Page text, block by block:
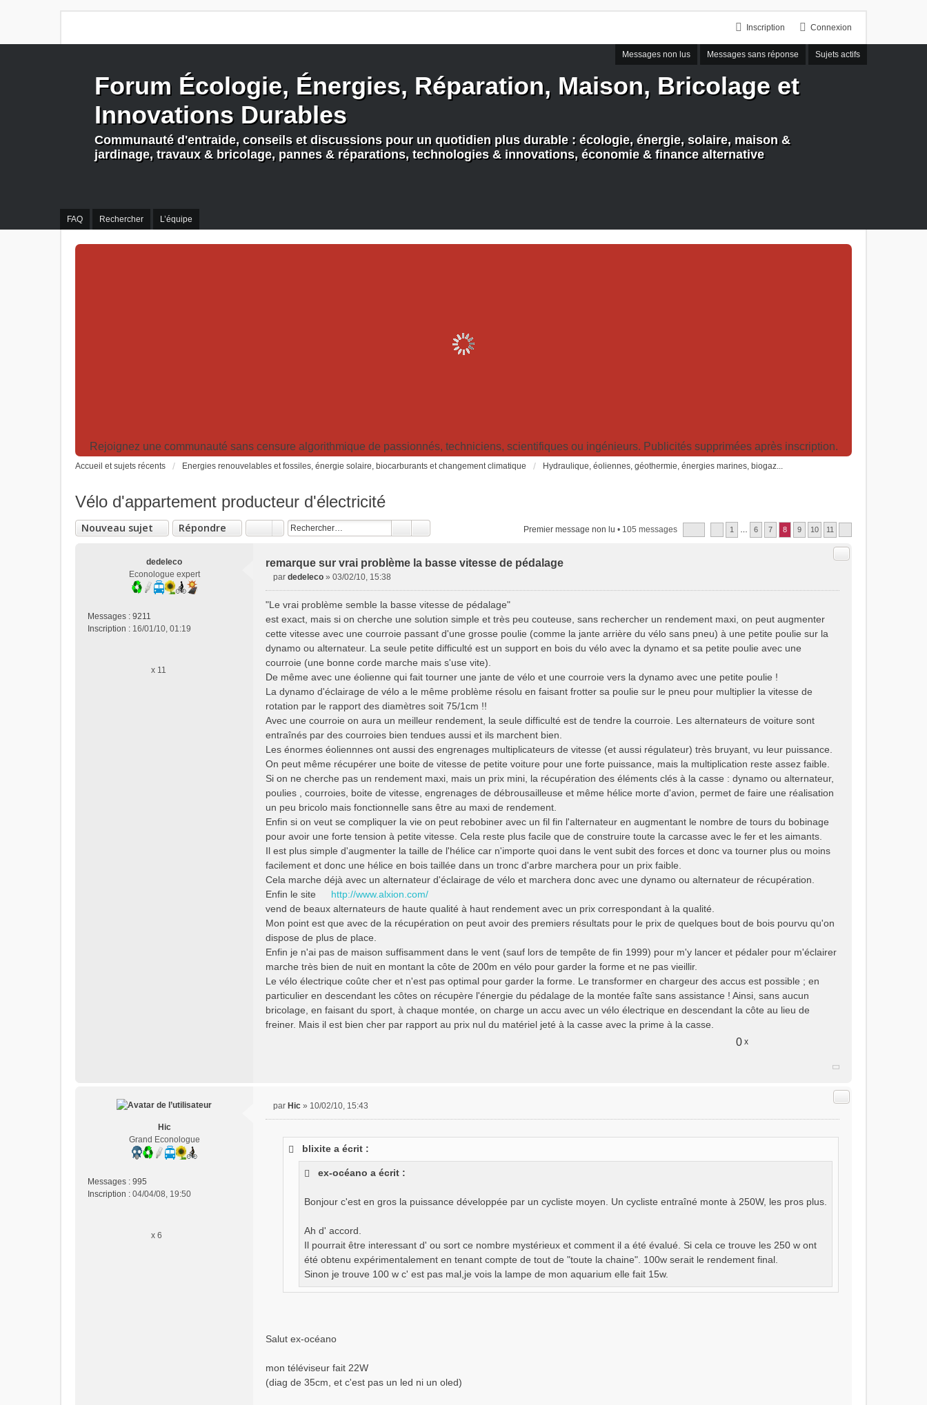
Connexion
Inscription
Messages non lus Messages sans réponse Sujets actifs
FAQ Rechercher L’équipe
Forum Écologie, Énergies, Réparation, Maison, Bricolage et
Innovations Durables
Communauté d'entraide, conseils et discussions pour un quotidien plus durable : écologie, énergie, solaire, maison &
jardinage, travaux & bricolage, pannes & réparations, technologies & innovations, économie & finance alternative
Rejoignez une communauté sans censure algorithmique de passionnés, techniciens, scientifiques ou ingénieurs. Publicités supprimées après inscription.
Accueil et sujets récents Energies renouvelables et fossiles, énergie solaire, biocarburants et changement climatique Hydraulique, éoliennes, géothermie, énergies marines, biogaz...
Vélo d'appartement producteur d'électricité
Nouveau sujet Répondre Premier message non lu • 105 messages 1 6 7 8 9 10 11
dedeleco
Econologue expert
Messages : 9211
Inscription : 16/01/10, 01:19
x 11
remarque sur vrai problème la basse vitesse de pédalage
Citer
s
s
a
g
e
n
l
u
par dedeleco » 03/02/10, 15:38
"Le vrai problème semble la basse vitesse de pédalage"
est exact, mais si on cherche une solution simple et très peu couteuse, sans rechercher un rendement maxi, on peut augmenter
cette vitesse avec une courroie passant d'une grosse poulie (comme la jante arrière du vélo sans pneu) à une petite poulie sur la
dynamo ou alternateur. La seule petite difficulté est un support en bois du vélo avec la dynamo et sa petite poulie avec une
courroie (une bonne corde marche mais s'use vite).
De même avec une éolienne qui fait tourner une jante de vélo et une courroie vers la dynamo avec une petite poulie !
La dynamo d'éclairage de vélo a le même problème résolu en faisant frotter sa poulie sur le pneu pour multiplier la vitesse de
rotation par le rapport des diamètres soit 75/1cm !!
Avec une courroie on aura un meilleur rendement, la seule difficulté est de tendre la courroie. Les alternateurs de voiture sont
entraînés par des courroies bien tendues aussi et ils marchent bien.
Les énormes éoliennnes ont aussi des engrenages multiplicateurs de vitesse (et aussi régulateur) très bruyant, vu leur puissance.
On peut même récupérer une boite de vitesse de petite voiture pour une forte puissance, mais la multiplication reste assez faible.
Si on ne cherche pas un rendement maxi, mais un prix mini, la récupération des éléments clés à la casse : dynamo ou alternateur,
poulies , courroies, boite de vitesse, engrenages de débrousailleuse et même hélice morte d'avion, permet de faire une réalisation
un peu bricolo mais fonctionnelle sans être au maxi de rendement.
Enfin si on veut se compliquer la vie on peut rebobiner avec un fil fin l'alternateur en augmentant le nombre de tours du bobinage
pour avoir une forte tension à petite vitesse. Cela reste plus facile que de construire toute la carcasse avec le fer et les aimants.
Il est plus simple d'augmenter la taille de l'hélice car n'importe quoi dans le vent subit des forces et donc va tourner plus ou moins
facilement et donc une hélice en bois taillée dans un tronc d'arbre marchera pour un prix faible.
Cela marche déjà avec un alternateur d'éclairage de vélo et marchera donc avec une dynamo ou alternateur de récupération.
Enfin le site
http://www.alxion.com/
vend de beaux alternateurs de haute qualité à haut rendement avec un prix correspondant à la qualité.
Mon point est que avec de la récupération on peut avoir des premiers résultats pour le prix de quelques bout de bois pourvu qu'on
dispose de plus de place.
Enfin je n'ai pas de maison suffisamment dans le vent (sauf lors de tempête de fin 1999) pour m'y lancer et pédaler pour m'éclairer
marche très bien de nuit en montant la côte de 200m en vélo pour garder la forme et ne pas vieillir.
Le vélo électrique coûte cher et n'est pas optimal pour garder la forme. Le transformer en chargeur des accus est possible ; en
particulier en descendant les côtes on récupère l'énergie du pédalage de la montée faîte sans assistance ! Ainsi, sans aucun
bricolage, en faisant du sport, à chaque montée, on charge un accu avec un vélo électrique en descendant la côte au lieu de
freiner. Mais il est bien cher par rapport au prix nul du matériel jeté à la casse avec la prime à la casse.
0 x
Hic
Grand Econologue
Messages : 995
Inscription : 04/04/08, 19:50
x 6
Citer
par Hic » 10/02/10, 15:43
blixite a écrit :
ex-océano a écrit :
Bonjour c'est en gros la puissance développée par un cycliste moyen. Un cycliste entraîné monte à 250W, les pros plus.
Ah d' accord.
Il pourrait être interessant d' ou sort ce nombre mystérieux et comment il a été évalué. Si cela ce trouve les 250 w ont
été obtenu expérimentalement en tenant compte de tout de "toute la chaine". 100w serait le rendement final.
Sinon je trouve 100 w c' est pas mal,je vois la lampe de mon aquarium elle fait 15w.
Salut ex-océano
mon téléviseur fait 22W
(diag de 35cm, et c'est pas un led ni un oled)